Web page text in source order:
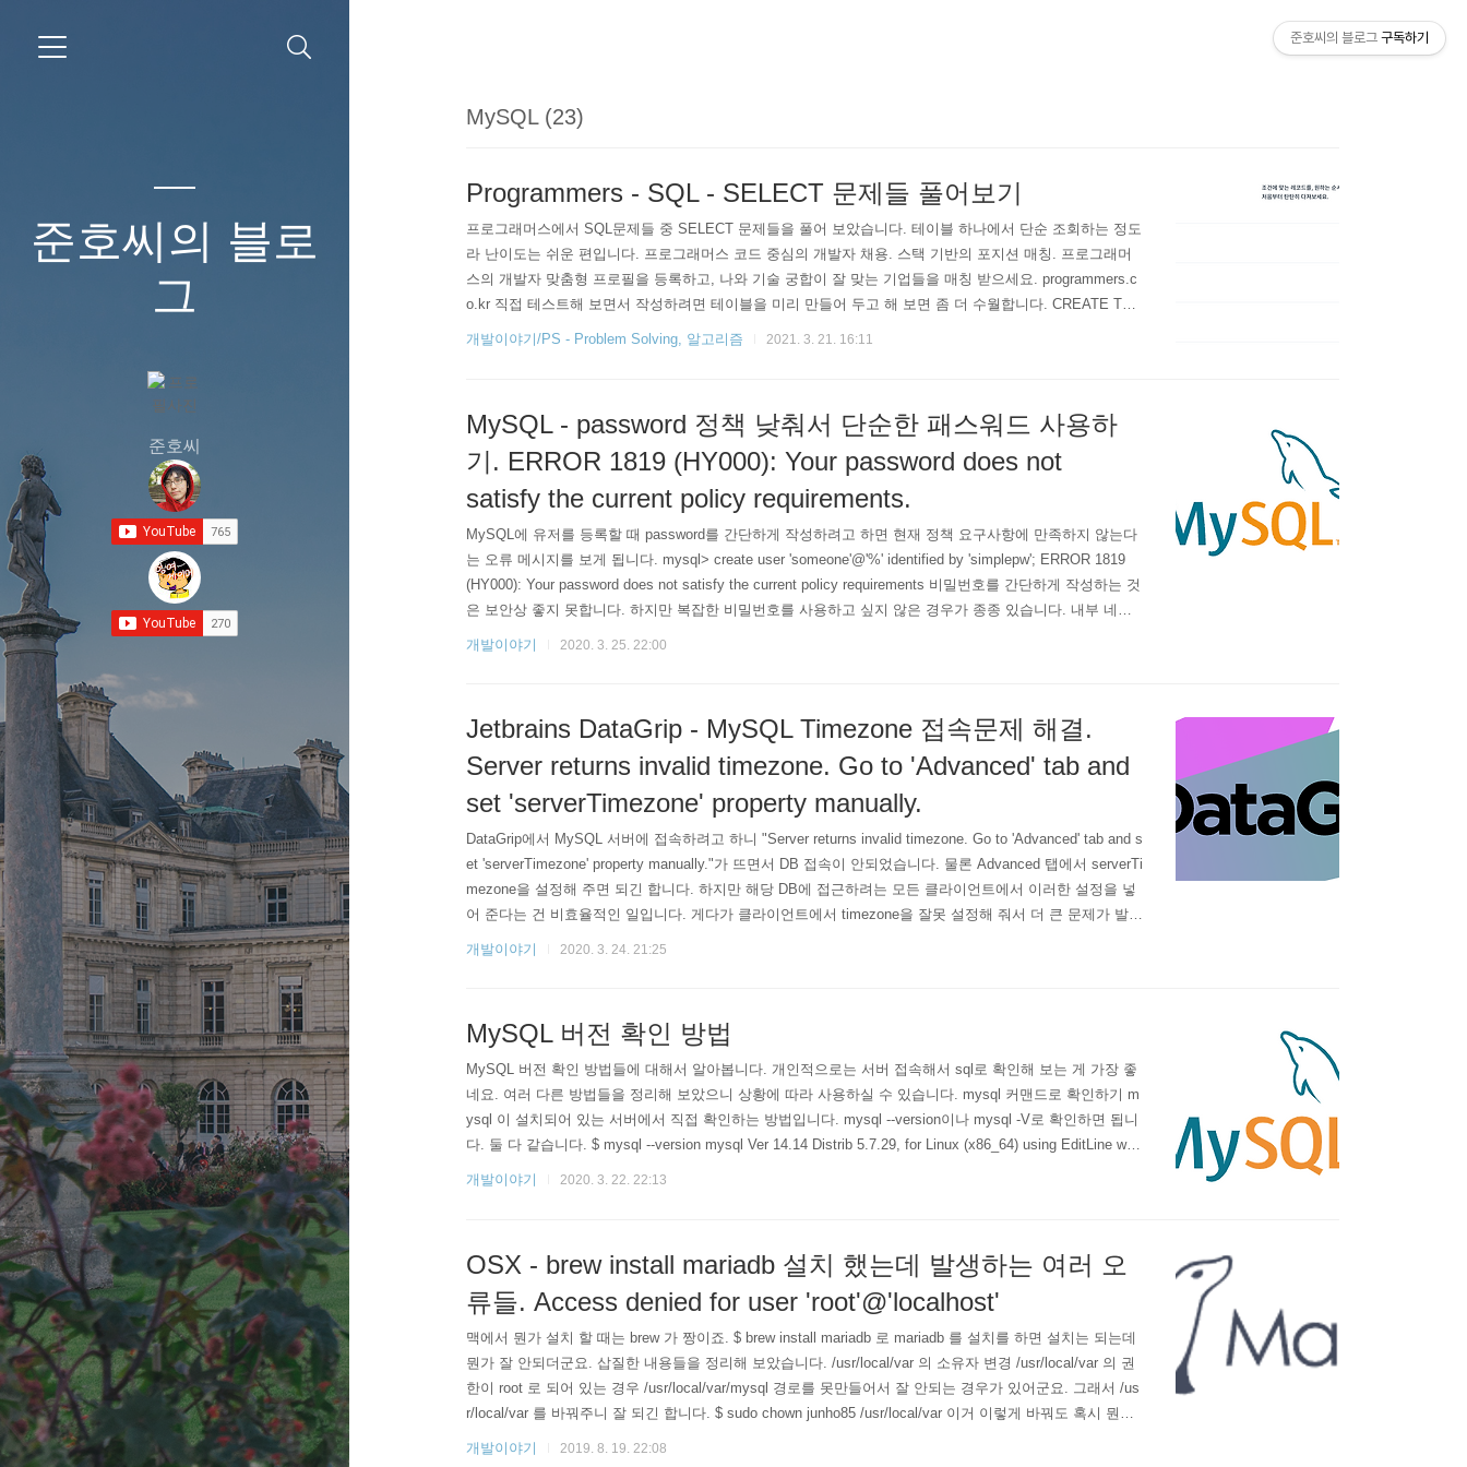
준호씨의 블로
그
준호씨
MySQL (23)
Programmers - SQL - SELECT 문제들 풀어보기
프로그래머스에서 SQL문제들 중 SELECT 문제들을 풀어 보았습니다. 테이블 하나에서 단순 조회하는 정도
라 난이도는 쉬운 편입니다. 프로그래머스 코드 중심의 개발자 채용. 스택 기반의 포지션 매칭. 프로그래머
스의 개발자 맞춤형 프로필을 등록하고, 나와 기술 궁합이 잘 맞는 기업들을 매칭 받으세요. programmers.c
o.kr 직접 테스트해 보면서 작성하려면 테이블을 미리 만들어 두고 해 보면 좀 더 수월합니다. CREATE TAB
LE IF NOT EXISTS `animal_ins` ( `animal_id` VARCHAR(50) NOT NULL COMMENT '아이디', `animal_type
개발이야기/PS - Problem Solving, 알고리즘 2021. 3. 21. 16:11
MySQL - password 정책 낮춰서 단순한 패스워드 사용하
기. ERROR 1819 (HY000): Your password does not
satisfy the current policy requirements.
MySQL에 유저를 등록할 때 password를 간단하게 작성하려고 하면 현재 정책 요구사항에 만족하지 않는다
는 오류 메시지를 보게 됩니다. mysql> create user 'someone'@'%' identified by 'simplepw'; ERROR 1819
(HY000): Your password does not satisfy the current policy requirements 비밀번호를 간단하게 작성하는 것
은 보안상 좋지 못합니다. 하지만 복잡한 비밀번호를 사용하고 싶지 않은 경우가 종종 있습니다. 내부 네트
워크에만 속해 있어서 보안상 문제가 될 일이 별로 없을 수도 있고요. 개발 DB를 구축하기 때문에 복잡한 비
개발이야기 2020. 3. 25. 22:00
Jetbrains DataGrip - MySQL Timezone 접속문제 해결.
Server returns invalid timezone. Go to 'Advanced' tab and
set 'serverTimezone' property manually.
DataGrip에서 MySQL 서버에 접속하려고 하니 "Server returns invalid timezone. Go to 'Advanced' tab and s
et 'serverTimezone' property manually."가 뜨면서 DB 접속이 안되었습니다. 물론 Advanced 탭에서 serverTi
mezone을 설정해 주면 되긴 합니다. 하지만 해당 DB에 접근하려는 모든 클라이언트에서 이러한 설정을 넣
어 준다는 건 비효율적인 일입니다. 게다가 클라이언트에서 timezone을 잘못 설정해 줘서 더 큰 문제가 발생
할지도 모를 일이고요. MySQL 서버의 Timezone을 제대로 설정해 주면 이런 문제들은 모두 해결됩니다. 일
개발이야기 2020. 3. 24. 21:25
MySQL 버전 확인 방법
MySQL 버전 확인 방법들에 대해서 알아봅니다. 개인적으로는 서버 접속해서 sql로 확인해 보는 게 가장 좋
네요. 여러 다른 방법들을 정리해 보았으니 상황에 따라 사용하실 수 있습니다. mysql 커맨드로 확인하기 m
ysql 이 설치되어 있는 서버에서 직접 확인하는 방법입니다. mysql --version이나 mysql -V로 확인하면 됩니
다. 둘 다 같습니다. $ mysql --version mysql Ver 14.14 Distrib 5.7.29, for Linux (x86_64) using EditLine wra
pper $ mysql -V mysql Ver 14.14 Distrib 5.7.29, for Linux (x86_64) using EditLine wrapper 다만 mysql 서버
개발이야기 2020. 3. 22. 22:13
OSX - brew install mariadb 설치 했는데 발생하는 여러 오
류들. Access denied for user 'root'@'localhost'
맥에서 뭔가 설치 할 때는 brew 가 짱이죠. $ brew install mariadb 로 mariadb 를 설치를 하면 설치는 되는데
뭔가 잘 안되더군요. 삽질한 내용들을 정리해 보았습니다. /usr/local/var 의 소유자 변경 /usr/local/var 의 권
한이 root 로 되어 있는 경우 /usr/local/var/mysql 경로를 못만들어서 잘 안되는 경우가 있어군요. 그래서 /us
r/local/var 를 바꿔주니 잘 되긴 합니다. $ sudo chown junho85 /usr/local/var 이거 이렇게 바꿔도 혹시 뭔가
문제 될만한게 있는지는 잘 모르겠습니다. 공포의 Access denied for user 'root'@'localhost' 설치는 분명 잘
개발이야기 2019. 8. 19. 22:08
준호씨의 블로그 구독하기